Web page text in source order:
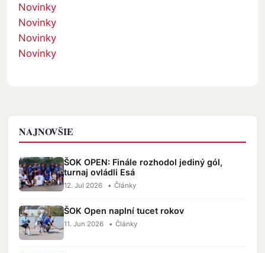
Novinky
Novinky
Novinky
Novinky
NAJNOVŠIE
ŠOK OPEN: Finále rozhodol jediný gól,
turnaj ovládli Esá
12. Jul 2026 • Články
ŠOK Open naplní tucet rokov
11. Jun 2026 • Články